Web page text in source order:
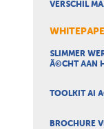
VERSCHIL
SLIMMER
Ã©CHT AAN
TOOLKIT AI
BROCHURE